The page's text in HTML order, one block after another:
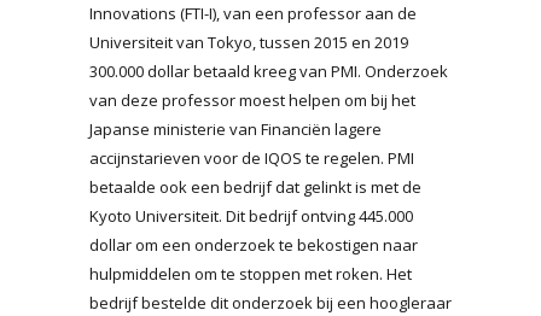
Innovations (FTI-I), van een professor aan de
Universiteit van Tokyo, tussen 2015 en 2019
300.000 dollar betaald kreeg van PMI. Onderzoek
van deze professor moest helpen om bij het
Japanse ministerie van Financiën lagere
accijnstarieven voor de IQOS te regelen. PMI
betaalde ook een bedrijf dat gelinkt is met de
Kyoto Universiteit. Dit bedrijf ontving 445.000
dollar om een onderzoek te bekostigen naar
hulpmiddelen om te stoppen met roken. Het
bedrijf bestelde dit onderzoek bij een hoogleraar